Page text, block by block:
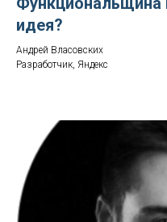
идея?
Андрей Власовских
Разработчик, Яндекс